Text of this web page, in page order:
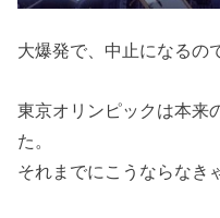
大爆発で、中止になるの
東京オリンピックは本来
た。
それまでにこうならなき